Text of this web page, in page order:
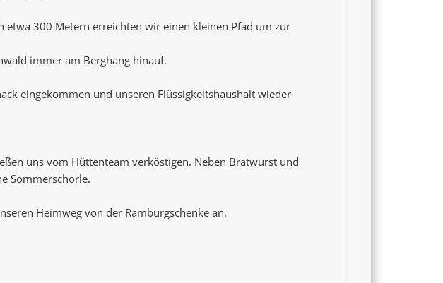
etwa 300 Metern erreichten wir einen kleinen Pfad um zur
immer am Berghang hinauf.
eingekommen und unseren Flüssigkeitshaushalt wieder
uns vom Hüttenteam verköstigen. Neben Bratwurst und
Sommerschorle.
Heimweg von der Ramburgschenke an.